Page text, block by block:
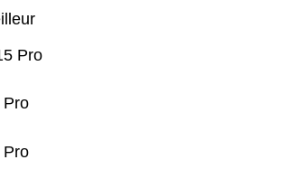
Pro
Pro
Pro